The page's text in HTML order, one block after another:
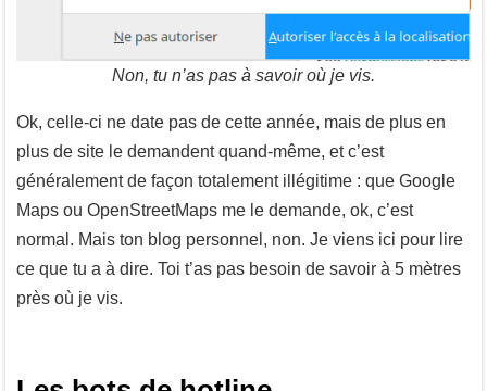
Non, tu n’as pas à savoir où je vis.
Ok, celle-ci ne date pas de cette année, mais de plus en
plus de site le demandent quand-même, et c’est
généralement de façon totalement illégitime : que Google
Maps ou OpenStreetMaps me le demande, ok, c’est
normal. Mais ton blog personnel, non. Je viens ici pour lire
ce que tu a à dire. Toi t’as pas besoin de savoir à 5 mètres
près où je vis.